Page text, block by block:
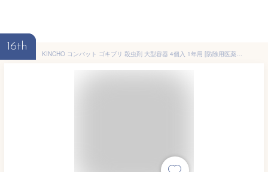
16th
KINCHO コンバット ゴキブリ 殺虫剤 大型容器 4個入 1年用 [防除用医薬部外品]